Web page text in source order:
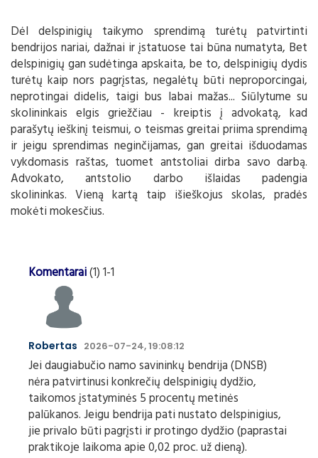
Dėl delspinigių taikymo sprendimą turėtų patvirtinti
bendrijos nariai, dažnai ir įstatuose tai būna numatyta, Bet
delspinigių gan sudėtinga apskaita, be to, delspinigių dydis
turėtų kaip nors pagrįstas, negalėtų būti neproporcingai,
neprotingai didelis, taigi bus labai mažas... Siūlytume su
skolininkais elgis griežčiau - kreiptis į advokatą, kad
parašytų ieškinį teismui, o teismas greitai priima sprendimą
ir jeigu sprendimas neginčijamas, gan greitai išduodamas
vykdomasis raštas, tuomet antstoliai dirba savo darbą.
Advokato, antstolio darbo išlaidas padengia
skolininkas. Vieną kartą taip išieškojus skolas, pradės
mokėti mokesčius.
Komentarai(1) 1-1
Robertas 2026-07-24, 19:08:12
Jei daugiabučio namo savininkų bendrija (DNSB)
nėra patvirtinusi konkrečių delspinigių dydžio,
taikomos įstatyminės 5 procentų metinės
palūkanos. Jeigu bendrija pati nustato delspinigius,
jie privalo būti pagrįsti ir protingo dydžio (paprastai
praktikoje laikoma apie 0,02 proc. už dieną).